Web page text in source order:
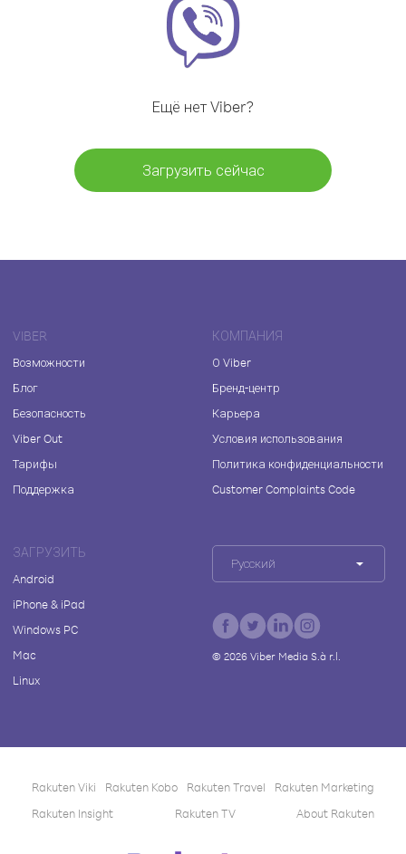
Ещё нет Viber?
Загрузить сейчас
VIBER
Возможности
Блог
Безопасность
Viber Out
Тарифы
Поддержка
КОМПАНИЯ
О Viber
Бренд-центр
Карьера
Условия использования
Политика конфиденциальности
Customer Complaints Code
ЗАГРУЗИТЬ
Android
iPhone & iPad
Windows PC
Mac
Linux
Русский
© 2026Viber Media S.à r.l.
Rakuten Viki Rakuten Kobo Rakuten Travel
Rakuten Marketing
Rakuten Insight
Rakuten TV About Rakuten